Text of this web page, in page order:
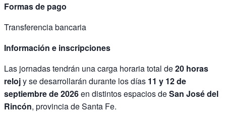
Formas de pago
Transferencia bancaria
Información e inscripciones
Las jornadas tendrán una carga horaria total de20 horas
relojy se desarrollarán durante los días 11 y 12 de
septiembre de 2026en distintos espacios deSan José del
Rincón, provincia de Santa Fe.